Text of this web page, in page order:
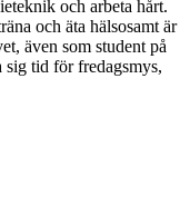
och arbeta hårt.
och äta hälsosamt är
även som student på
sig tid för fredagsmys,